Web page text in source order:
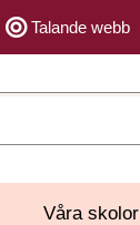
Talande webb
Våra skolor